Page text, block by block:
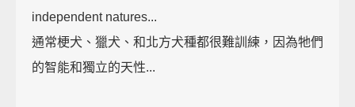
independent natures...
通常梗犬、獵犬、和北方犬種都很難訓練，因為牠們
的智能和獨立的天性...